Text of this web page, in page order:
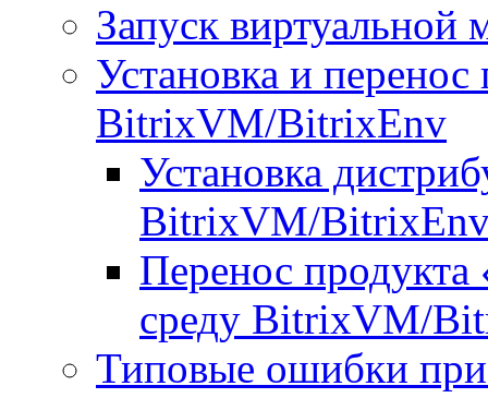
Запуск
Установка и
BitrixVM/BitrixEnv
Установка
BitrixVM/
Перенос
среду BitrixVM/
Типовые ошибки при